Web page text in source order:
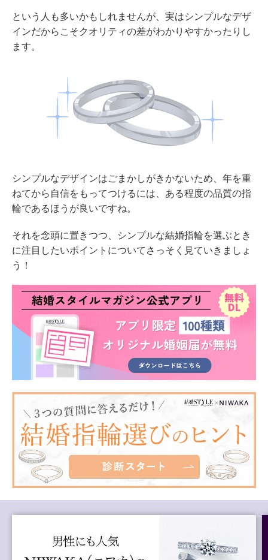
という人も多いかもしれませんが、実はシンプルなデザ
インだからこそクオリティの差がわかりやすかったりし
ます。
シンプルなデザインはごまかしがきかないため、年を重
ねてから自信をもってつけるには、ある程度の品質の指
輪であるほうが良いですね。
それを念頭に置きつつ、シンプルな結婚指輪を選ぶとき
に注目したいポイントについてさっそく見ていきましょ
う！